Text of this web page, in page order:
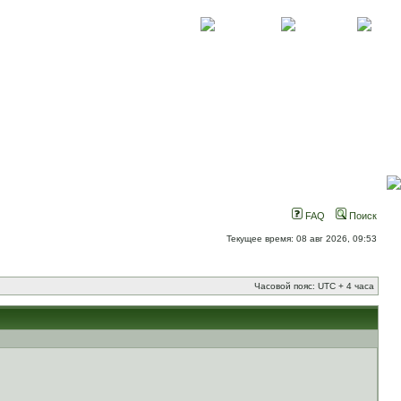
FAQ Поиск
Текущее время: 08 авг 2026, 09:53
Часовой пояс: UTC + 4 часа